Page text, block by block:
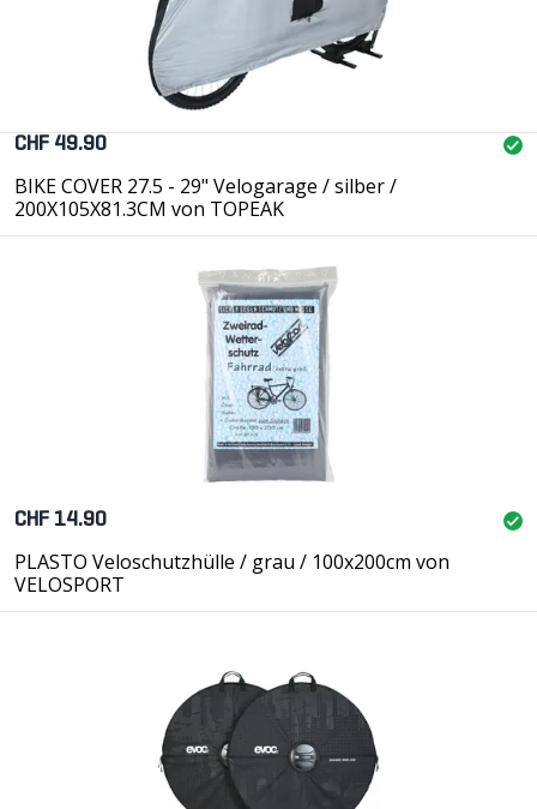
CHF 49.90
BIKE COVER 27.5 - 29" Velogarage / silber /
200X105X81.3CM von TOPEAK
CHF 14.90
PLASTO Veloschutzhülle / grau / 100x200cm von
VELOSPORT